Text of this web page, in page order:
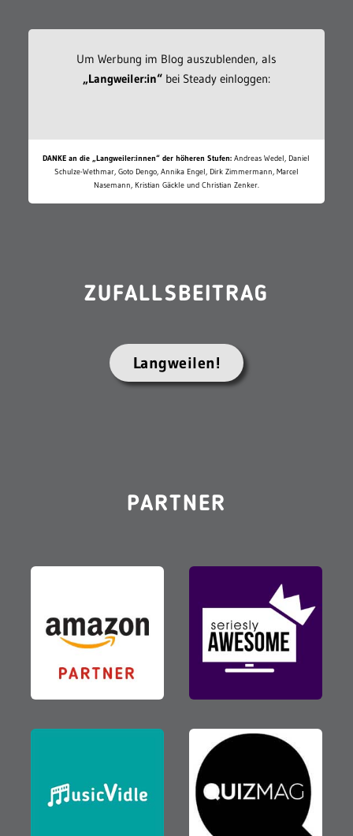
Um Werbung im Blog auszublenden, als
„Langweiler:in“bei Steady einloggen:
DANKE an die „Langweiler:innen“ der höheren Stufen: Andreas Wedel, Daniel
Schulze-Wethmar, Goto Dengo, Annika Engel, Dirk Zimmermann, Marcel
Nasemann, Kristian Gäckle und Christian Zenker.
ZUFALLSBEITRAG
Langweilen!
PARTNER